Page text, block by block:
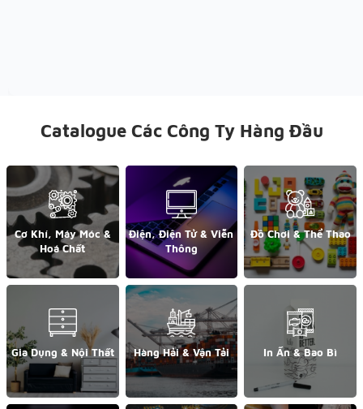
Catalogue Các Công Ty Hàng Đầu
Cơ Khí, Máy Móc &
Hoá Chất
Điện, Điện Tử & Viễn
Thông
Đồ Chơi & Thể Thao
Gia Dụng & Nội Thất Hàng Hải & Vận Tải In Ấn & Bao Bì